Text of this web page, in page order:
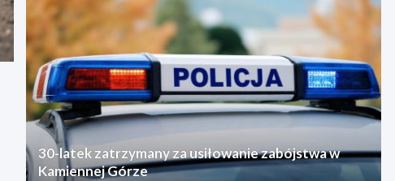
30-latek zatrzymany za usiłowanie zabójstwa w
Kamiennej Górze